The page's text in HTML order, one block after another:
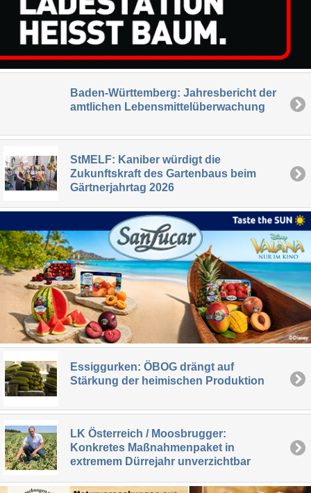
Baden-Württemberg: Jahresbericht der
amtlichen Lebensmittelüberwachung
StMELF: Kaniber würdigt die
Zukunftskraft des Gartenbaus beim
Gärtnerjahrtag 2026
Essiggurken: ÖBOG drängt auf
Stärkung der heimischen Produktion
LK Österreich / Moosbrugger:
Konkretes Maßnahmenpaket in
extremem Dürrejahr unverzichtbar